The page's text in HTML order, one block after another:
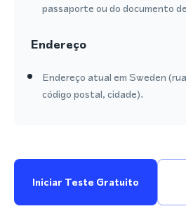
passaporte ou do documento
Endereço
Endereço atual em Sweden
código postal, cidade).
Iniciar Teste Gratuito